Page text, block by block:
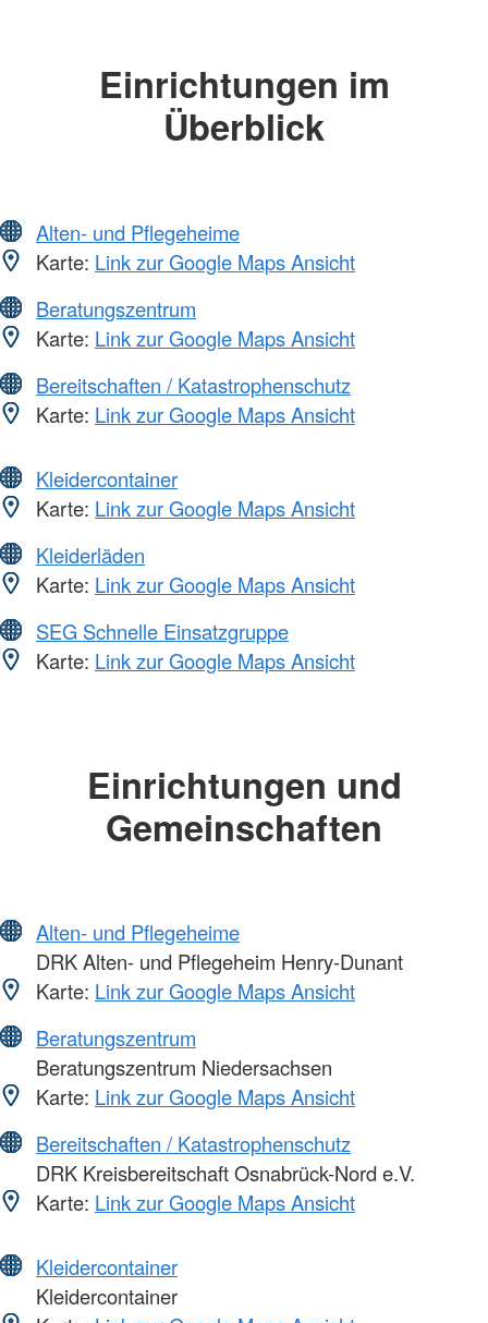
Einrichtungen im
Überblick
Alten- und Pflegeheime
Karte: Link zur Google Maps Ansicht
Beratungszentrum
Karte: Link zur Google Maps Ansicht
Bereitschaften / Katastrophenschutz
Karte: Link zur Google Maps Ansicht
Kleidercontainer
Karte: Link zur Google Maps Ansicht
Kleiderläden
Karte: Link zur Google Maps Ansicht
SEG Schnelle Einsatzgruppe
Karte: Link zur Google Maps Ansicht
Einrichtungen und
Gemeinschaften
Alten- und Pflegeheime
DRK Alten- und Pflegeheim Henry-Dunant
Karte: Link zur Google Maps Ansicht
Beratungszentrum
Beratungszentrum Niedersachsen
Karte: Link zur Google Maps Ansicht
Bereitschaften / Katastrophenschutz
DRK Kreisbereitschaft Osnabrück-Nord e.V.
Karte: Link zur Google Maps Ansicht
Kleidercontainer
Kleidercontainer